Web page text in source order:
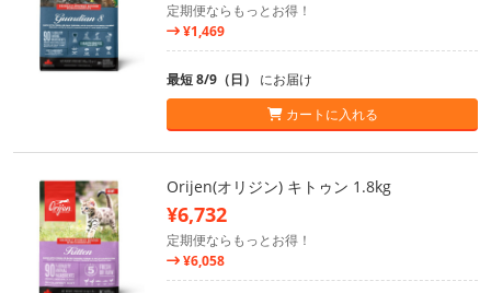
定期便ならもっとお得！
¥1,469
最短 8/9（日） にお届け
カートに入れる
Orijen(オリジン) キトゥン 1.8kg
¥6,732
定期便ならもっとお得！
¥6,058